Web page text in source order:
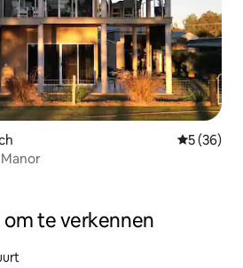
5 (36)
te verkennen